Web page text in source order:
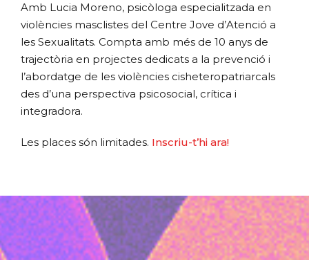
Amb Lucia Moreno, psicòloga especialitzada en
violències masclistes del Centre Jove d’Atenció a
les Sexualitats. Compta amb més de 10 anys de
trajectòria en projectes dedicats a la prevenció i
l’abordatge de les violències cisheteropatriarcals
des d’una perspectiva psicosocial, crítica i
integradora.
Les places són limitades. Inscriu-t’hi ara!